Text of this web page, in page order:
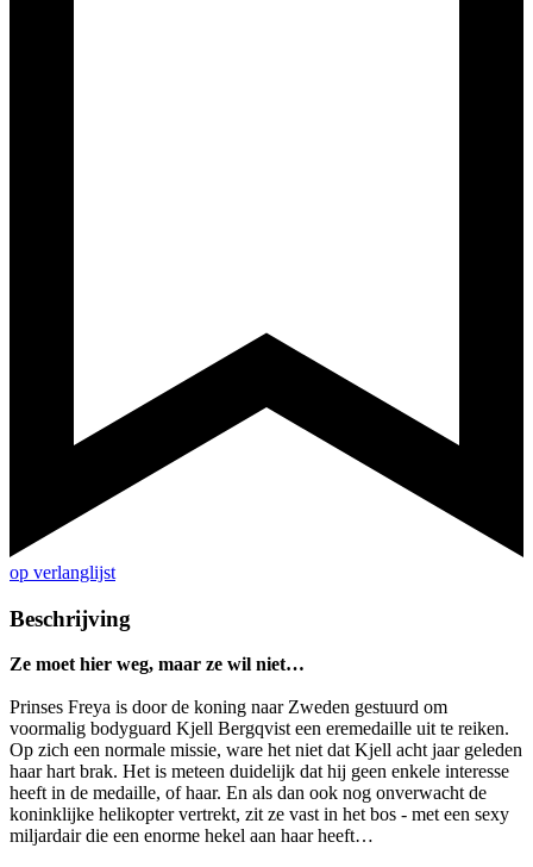
op verlanglijst
Beschrijving
Ze moet hier weg, maar ze wil niet…
Prinses Freya is door de koning naar Zweden gestuurd om
voormalig bodyguard Kjell Bergqvist een eremedaille uit te reiken.
Op zich een normale missie, ware het niet dat Kjell acht jaar geleden
haar hart brak. Het is meteen duidelijk dat hij geen enkele interesse
heeft in de medaille, of haar. En als dan ook nog onverwacht de
koninklijke helikopter vertrekt, zit ze vast in het bos - met een sexy
miljardair die een enorme hekel aan haar heeft…